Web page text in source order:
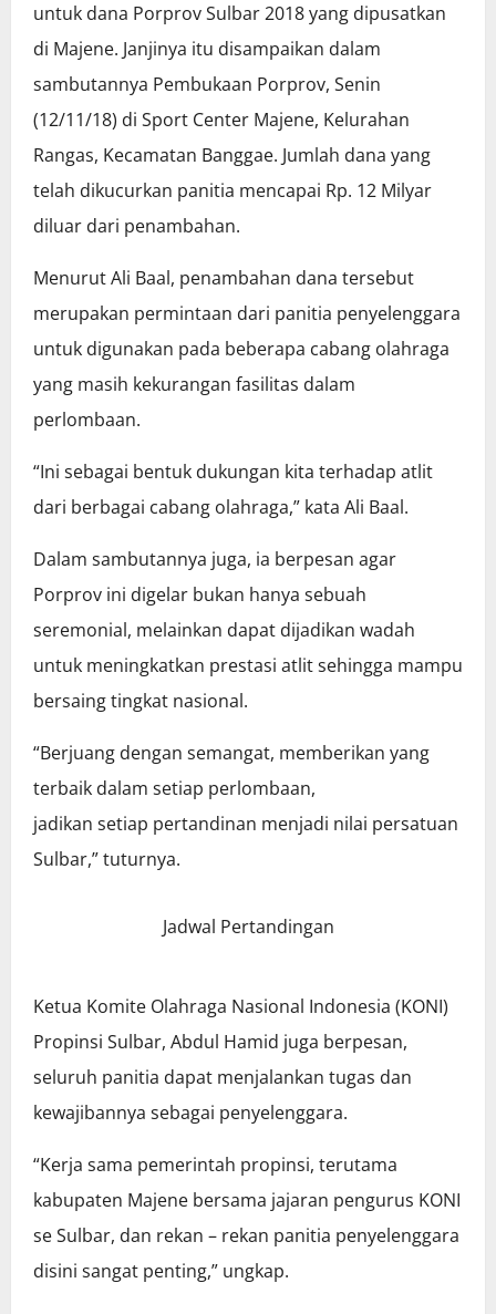
untuk dana Porprov Sulbar 2018 yang dipusatkan
di Majene. Janjinya itu disampaikan dalam
sambutannya Pembukaan Porprov, Senin
(12/11/18) di Sport Center Majene, Kelurahan
Rangas, Kecamatan Banggae. Jumlah dana yang
telah dikucurkan panitia mencapai Rp. 12 Milyar
diluar dari penambahan.
Menurut Ali Baal, penambahan dana tersebut
merupakan permintaan dari panitia penyelenggara
untuk digunakan pada beberapa cabang olahraga
yang masih kekurangan fasilitas dalam
perlombaan.
“Ini sebagai bentuk dukungan kita terhadap atlit
dari berbagai cabang olahraga,” kata Ali Baal.
Dalam sambutannya juga, ia berpesan agar
Porprov ini digelar bukan hanya sebuah
seremonial, melainkan dapat dijadikan wadah
untuk meningkatkan prestasi atlit sehingga mampu
bersaing tingkat nasional.
“Berjuang dengan semangat, memberikan yang
terbaik dalam setiap perlombaan,
jadikan setiap pertandinan menjadi nilai persatuan
Sulbar,” tuturnya.
Jadwal Pertandingan
Ketua Komite Olahraga Nasional Indonesia (KONI)
Propinsi Sulbar, Abdul Hamid juga berpesan,
seluruh panitia dapat menjalankan tugas dan
kewajibannya sebagai penyelenggara.
“Kerja sama pemerintah propinsi, terutama
kabupaten Majene bersama jajaran pengurus KONI
se Sulbar, dan rekan – rekan panitia penyelenggara
disini sangat penting,” ungkap.